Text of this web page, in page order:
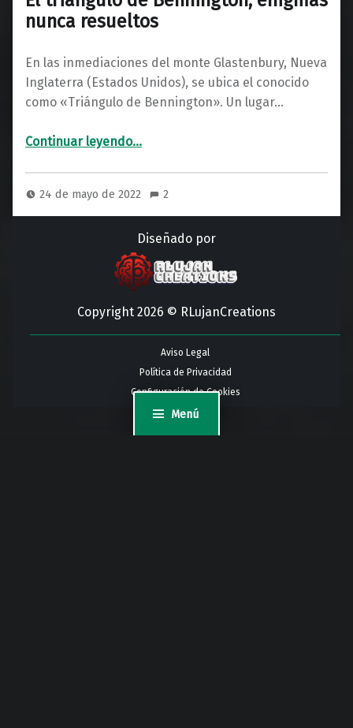
Menú
nunca resueltos
En las inmediaciones del monte Glastenbury, Nueva
Inglaterra (Estados Unidos), se ubica el conocido
como «Triángulo de Bennington». Un lugar…
Continuar leyendo“El triángulo de Bennington, enigmas nunca resueltos”
…
24 de mayo de 2022 2
Diseñado por
Copyright 2026 © RLujanCreations
Aviso Legal
Política de Privacidad
Configuración de Cookies